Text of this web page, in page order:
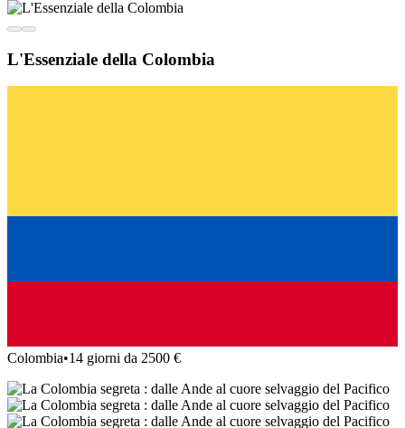
L'Essenziale della Colombia
Colombia•14 giorni da 2500 €